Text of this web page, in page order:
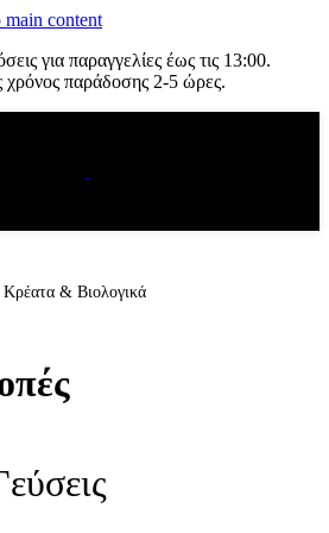
main content
για παραγγελίες έως τις 13:00.
χρόνος παράδοσης 2-5 ώρες.
& Βιολογικά